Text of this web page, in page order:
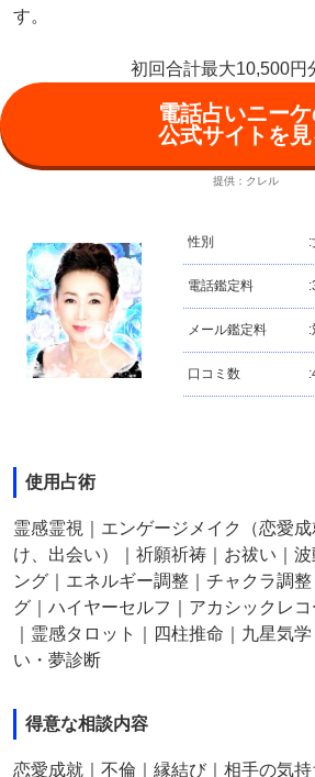
す。
初回合計最大10,500円
電話占いニー
公式サイトを
提供：クレル
性別 :
電話鑑定料 :
メール鑑定料 :
口コミ数 :
使用占術
霊感霊視｜エンゲージメイク（恋愛
け、出会い）｜祈願祈祷｜お祓い｜
ング｜エネルギー調整｜チャクラ調
グ｜ハイヤーセルフ｜アカシックレ
｜霊感タロット｜四柱推命｜九星気
い・夢診断
得意な相談内容
恋愛成就｜不倫｜縁結び｜相手の気持